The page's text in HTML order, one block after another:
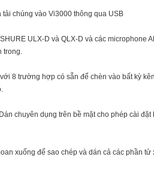
chúng vào Vi3000 thông qua USB
ULX-D và QLX-D và các microphone
trong.
8 trường hợp có sẵn để chèn vào bất kỳ
chuyên dụng trên bề mặt cho phép cài
xuống để sao chép và dán cả các phần